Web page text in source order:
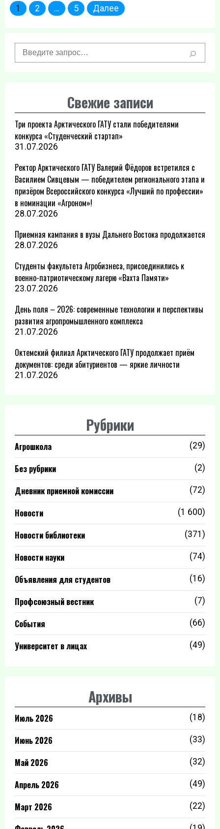
Пагинация
1 2 … 5 Далее
Свежие записи
Три проекта Арктического ГАТУ стали победителями
конкурса «Студенческий стартап»
31.07.2026
Ректор Арктического ГАТУ Валерий Фёдоров встретился с
Василием Сивцевым — победителем регионального этапа и
призёром Всероссийского конкурса «Лучший по профессии»
в номинации «Агроном»!
28.07.2026
Приемная кампания в вузы Дальнего Востока продолжается
28.07.2026
Студенты факультета Агробизнеса, присоединились к
военно-патриотическому лагерю «Вахта Памяти»
23.07.2026
День поля – 2026: современные технологии и перспективы
развития агропромышленного комплекса
21.07.2026
Октемский филиал Арктического ГАТУ продолжает приём
документов: среди абитуриентов — яркие личности
21.07.2026
Рубрики
Агрошкола (29)
Без рубрики (2)
Дневник приемной комиссии (72)
Новости (1 600)
Новости библиотеки (371)
Новости науки (74)
Объявления для студентов (16)
Профсоюзный вестник (7)
События (66)
Университет в лицах (49)
Архивы
Июль 2026 (18)
Июнь 2026 (33)
Май 2026 (32)
Апрель 2026 (49)
Март 2026 (22)